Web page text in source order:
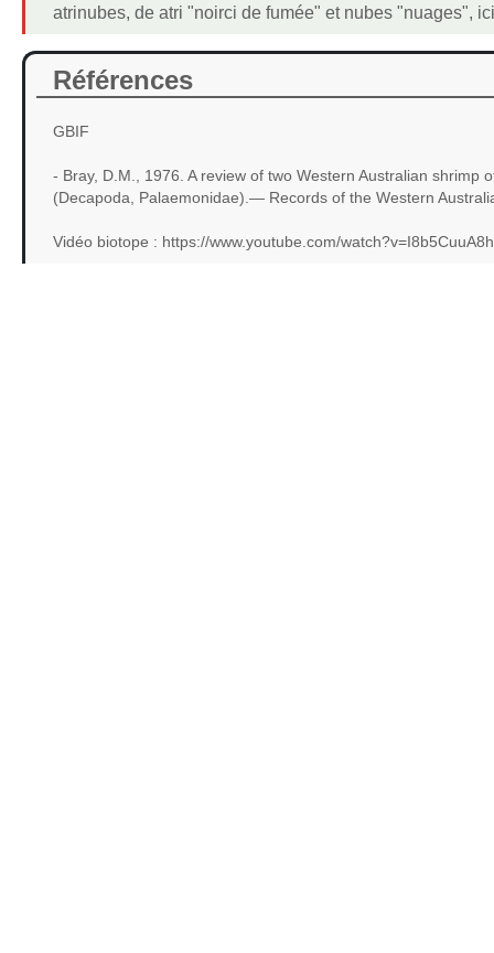
atrinubes, de atri "noirci de fumée" et nubes "nuages",
Références
GBIF
- Bray, D.M., 1976. A review of two Western Australian shrimp
(Decapoda, Palaemonidae).— Records of the Western
Vidéo biotope : https://www.youtube.com/